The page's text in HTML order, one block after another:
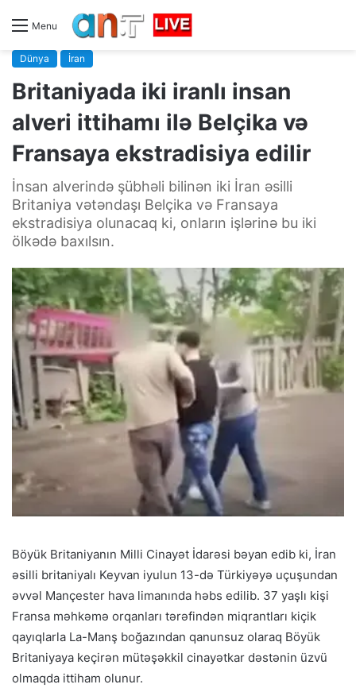
Menu
Dünya İran
Britaniyada iki iranlı insan
alveri ittihamı ilə Belçika və
Fransaya ekstradisiya edilir
İnsan alverində şübhəli bilinən iki İran əsilli
Britaniya vətəndaşı Belçika və Fransaya
ekstradisiya olunacaq ki, onların işlərinə bu iki
ölkədə baxılsın.
Böyük Britaniyanın Milli Cinayət İdarəsi bəyan edib ki, İran
əsilli britaniyalı Keyvan iyulun 13-də Türkiyəyə uçuşundan
əvvəl Mançester hava limanında həbs edilib. 37 yaşlı kişi
Fransa məhkəmə orqanları tərəfindən miqrantları kiçik
qayıqlarla La-Manş boğazından qanunsuz olaraq Böyük
Britaniyaya keçirən mütəşəkkil cinayətkar dəstənin üzvü
olmaqda ittiham olunur.